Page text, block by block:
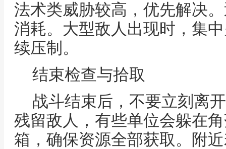
法术类威胁较高，优先解决
消耗。大型敌人出现时，集
续压制。
结束检查与拾取
战斗结束后，不要立刻离
残留敌人，有些单位会躲在
箱，确保资源全部获取。附